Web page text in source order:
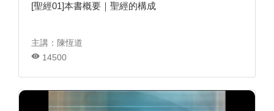
[聖經01]本書概要｜聖經的構成
主講：陳恆道
14500